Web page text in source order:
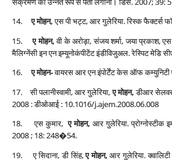
14.ए मोहन,एस पी भट्ट, आर गुलेरिया. रिस्‍क फैक्‍टर्स
15.ए मोहन,वी के अरोड़ा, संजय शर्मा, जया प्रकाश,
मैलिग्‍नेंसी इन एन इम्‍यूनोकंपीटेंट इंडीविजुअल. रेस्पिट मेडि
16.ए मोहन-वायरस आर एन इंपोर्टेंट केस ऑफ कम्‍युनिटी
17. सी पलानीस्‍वामी, आर गुलेरिया,ए मोहन,डीआर
2008 : डीओआई : 10.1016/j.ajem.2008.06.008
18. एस कुमार, ए मोहन, आर गुलेरिया.
2008 ; 18: 248�54.
19. ए सिदाना, डी सिंह,ए मोहन,आर गुलेरिया.